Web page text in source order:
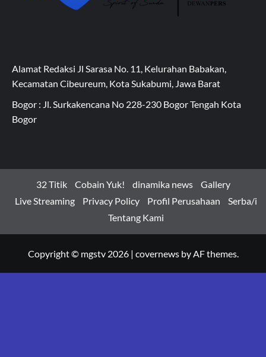
Alamat Redaksi Jl Sarasa No. 11, Kelurahan Babakan,
Kecamatan Cibeureum, Kota Sukabumi, Jawa Barat
Bogor : Jl. Surkakencana No 228-230 Bogor Tengah Kota
Bogor
32 Titik Cobain Yuk! dinamika news
Gallery
Live Streaming
Privacy Policy Profil Perusahaan
Serba/i
Tentang Kami
Copyright © mgstv 2026 | covernewsby AF themes.